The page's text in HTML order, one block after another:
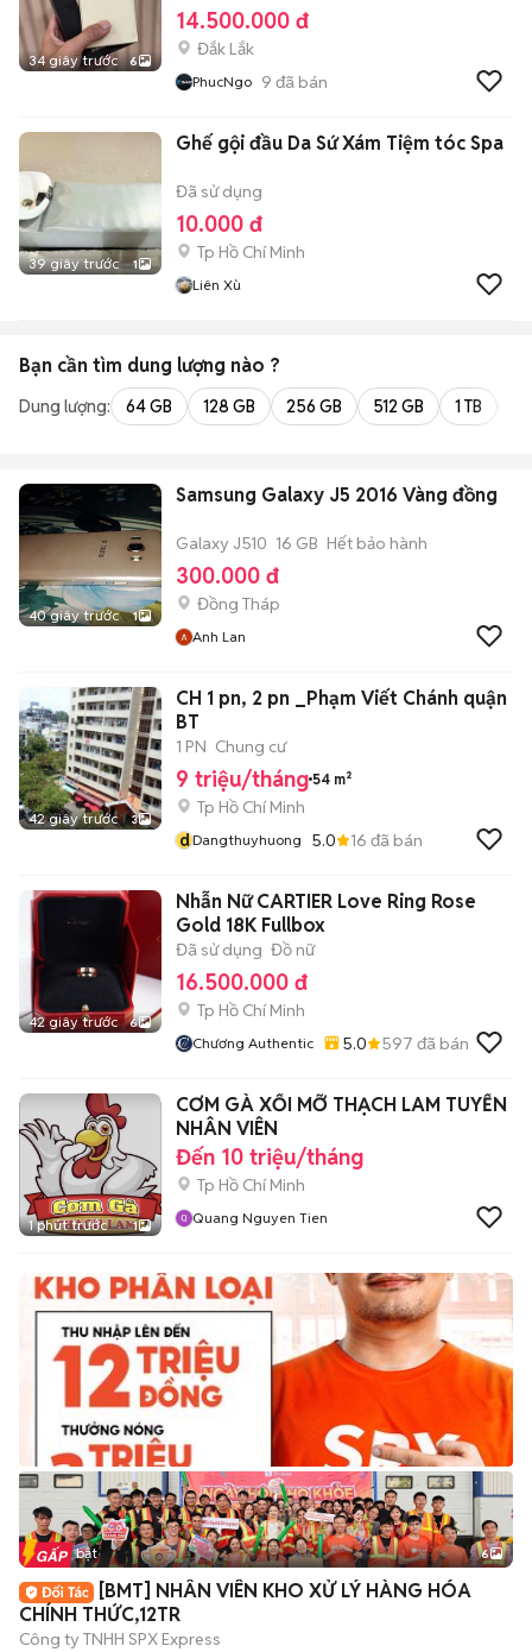
34 giây trước 6
14.500.000 đ
Đắk Lắk
PhucNgo 9 đã bán
39 giây trước 1
Ghế gội đầu Da Sứ Xám Tiệm tóc Spa
Đã sử dụng
10.000 đ
Tp Hồ Chí Minh
Liên Xù
Bạn cần tìm dung lượng nào ?
Dung lượng: 64 GB 128 GB 256 GB 512 GB 1 TB
40 giây trước 1
Samsung Galaxy J5 2016 Vàng đồng
Galaxy J510 16 GB Hết bảo hành
300.000 đ
Đồng Tháp
Anh Lan
42 giây trước 3
CH 1 pn, 2 pn _Phạm Viết Chánh quận
BT
1 PN Chung cư
9 triệu/tháng 54 m²
Tp Hồ Chí Minh
dDangthuyhuong 5.0 16 đã bán
42 giây trước 6
Nhẫn Nữ CARTIER Love Ring Rose
Gold 18K Fullbox
Đã sử dụng Đồ nữ
16.500.000 đ
Tp Hồ Chí Minh
Chương Authentic 5.0 597 đã bán
1 phút trước 1
CƠM GÀ XỐI MỠ THẠCH LAM TUYỂN
NHÂN VIÊN
Đến 10 triệu/tháng
Tp Hồ Chí Minh
Quang Nguyen Tien
+2
Tin nổi bật 6
[BMT] NHÂN VIÊN KHO XỬ LÝ HÀNG HÓA
CHÍNH THỨC,12TR
Công ty TNHH SPX Express